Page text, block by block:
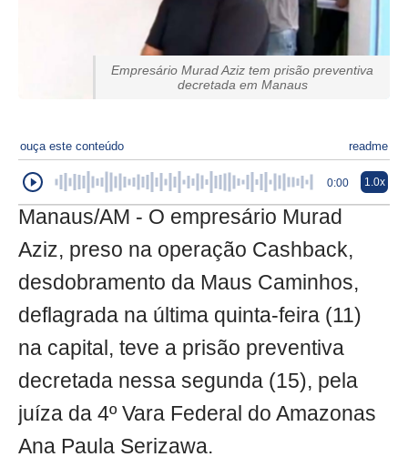
Empresário Murad Aziz tem prisão preventiva
decretada em Manaus
ouça este conteúdo readme
0:00 1.0x
Manaus/AM - O empresário Murad
Aziz, preso na operação Cashback,
desdobramento da Maus Caminhos,
deflagrada na última quinta-feira (11)
na capital, teve a prisão preventiva
decretada nessa segunda (15), pela
juíza da 4º Vara Federal do Amazonas
Ana Paula Serizawa.